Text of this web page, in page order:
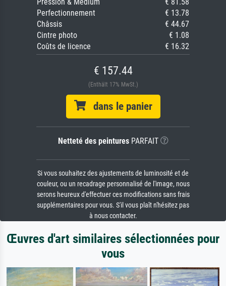
Perfectionnement
€ 13.78
Châssis
€ 44.67
Cintre photo
€ 1.08
Coûts de licence
€ 16.32
€ 157.44
(Enthält 17% MwSt.)
dans le panier
Netteté des peinturesPARFAIT
Si vous souhaitez des ajustements de luminosité et de
couleur, ou un recadrage personnalisé de l'image, nous
serons heureux d'effectuer ces modifications sans frais
supplémentaires pour vous. S'il vous plaît n'hésitez pas
à nous contacter.
Œuvres d'art similaires sélectionnées pour
vous